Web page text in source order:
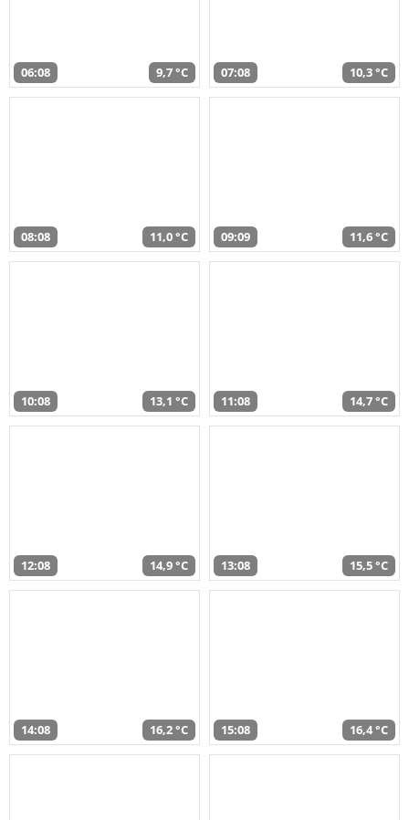
06:08 9,7 °C 07:08 10,3 °C
08:08 11,0 °C 09:09 11,6 °C
10:08 13,1 °C 11:08 14,7 °C
12:08 14,9 °C 13:08 15,5 °C
14:08 16,2 °C 15:08 16,4 °C